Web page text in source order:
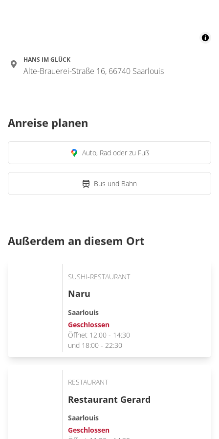
HANS IM GLÜCK
Alte-Brauerei-Straße 16, 66740 Saarlouis
Anreise planen
Auto, Rad oder zu Fuß
Bus und Bahn
Außerdem an diesem Ort
SUSHI-RESTAURANT
Naru
Saarlouis
Geschlossen
Öffnet 12:00 - 14:30
und 18:00 - 22:30
RESTAURANT
Restaurant Gerard
Saarlouis
Geschlossen